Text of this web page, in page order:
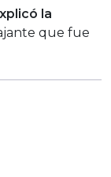
la
que fue